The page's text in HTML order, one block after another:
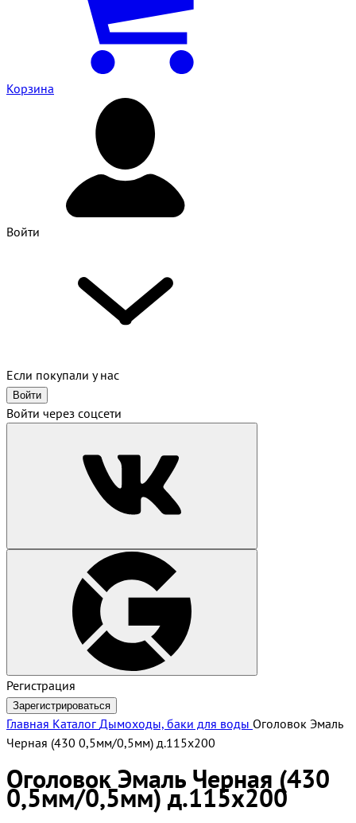
Корзина
Войти
Если покупали у нас
Войти
Войти через соцсети
Регистрация
Зарегистрироваться
Главная Каталог Дымоходы, баки для воды Оголовок Эмаль
Черная (430 0,5мм/0,5мм) д.115х200
Оголовок Эмаль Черная (430
0,5мм/0,5мм) д.115х200